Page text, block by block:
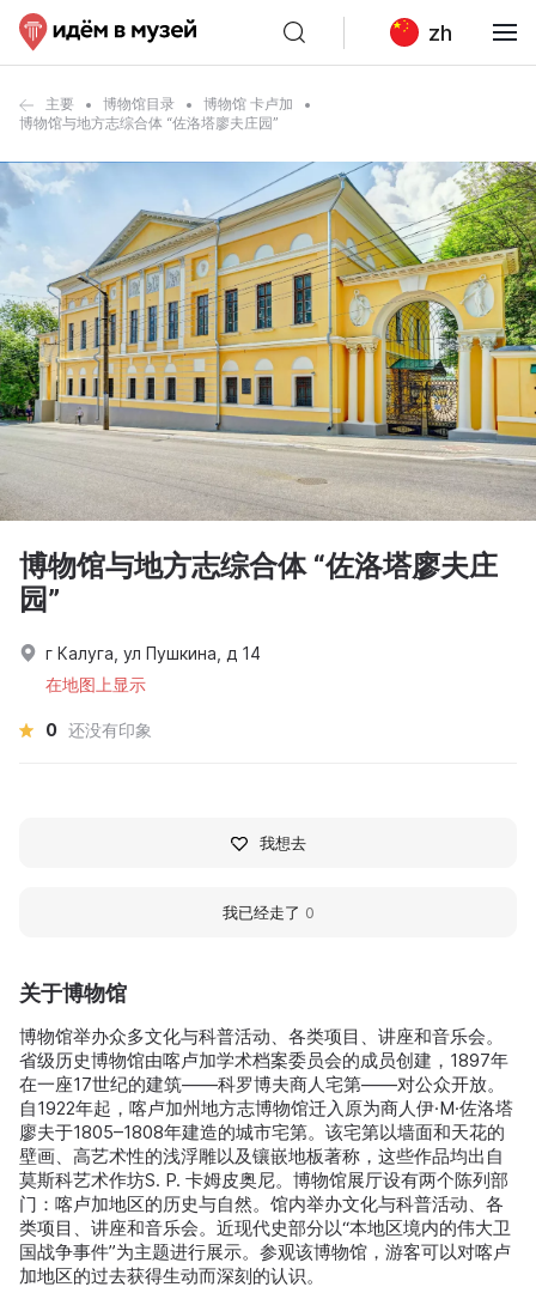
zh
主要 博物馆目录
博物馆 卡卢加
博物馆与地方志综合体 “佐洛塔廖夫庄园”
关于博物馆
博物馆举办众多文化与科普活动、各类项目、讲座和音乐会。
省级历史博物馆由喀卢加学术档案委员会的成员创建，1897年
在一座17世纪的建筑——科罗博夫商人宅第——对公众开放。
自1922年起，喀卢加州地方志博物馆迁入原为商人伊·М·佐洛塔
廖夫于1805–1808年建造的城市宅第。该宅第以墙面和天花的
壁画、高艺术性的浅浮雕以及镶嵌地板著称，这些作品均出自
莫斯科艺术作坊S. P. 卡姆皮奥尼。博物馆展厅设有两个陈列部
门：喀卢加地区的历史与自然。馆内举办文化与科普活动、各
类项目、讲座和音乐会。近现代史部分以“本地区境内的伟大卫
国战争事件”为主题进行展示。参观该博物馆，游客可以对喀卢
加地区的过去获得生动而深刻的认识。
博物馆与地方志综合体 “佐洛塔廖夫庄
园”
г Калуга, ул Пушкина, д 14
在地图上显示
0 还没有印象
我想去
我已经走了 0